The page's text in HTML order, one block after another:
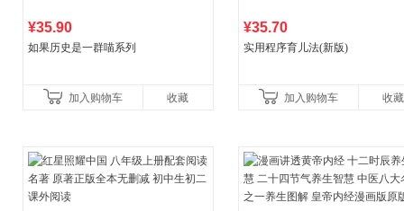
¥35.90
如果历史是一群喵系列
加入购物车 收藏
¥35.70
实用程序育儿法(新版)
加入购物车 收藏